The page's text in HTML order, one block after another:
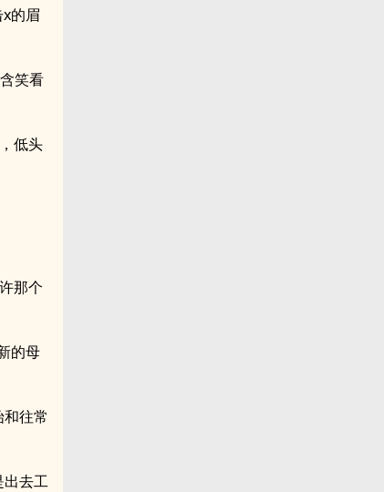
的眉
笑看
低头
那个
的母
往常
出去工